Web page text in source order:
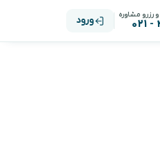
رزرو مشاوره ورود